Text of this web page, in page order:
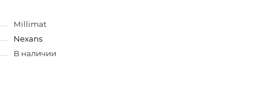
Millimat
Nexans
В наличии